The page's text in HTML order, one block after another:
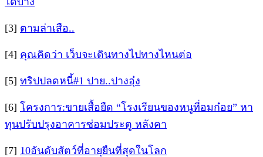
[3] ตามล่าเสือ..
[4] คุณคิดว่า เว็บจะเดินทางไปทางไหนต่อ
[5] ทริปปลดหนี้#1 ปาย..ปางอุ๋ง
[6] โครงการ:ขายเสื้อยืด “โรงเรียนของหนูที่อมก๋อย” หา
ทุนปรับปรุงอาคารซ่อมประตู หลังคา
[7] 10อันดับสัตว์ที่อายุยืนที่สุดในโลก